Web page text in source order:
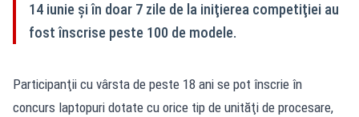
14 iunie şi în doar 7 zile de la iniţierea competiţiei au
fost înscrise peste 100 de modele.
Participanţii cu vârsta de peste 18 ani se pot înscrie în
concurs laptopuri dotate cu orice tip de unităţi de procesare,